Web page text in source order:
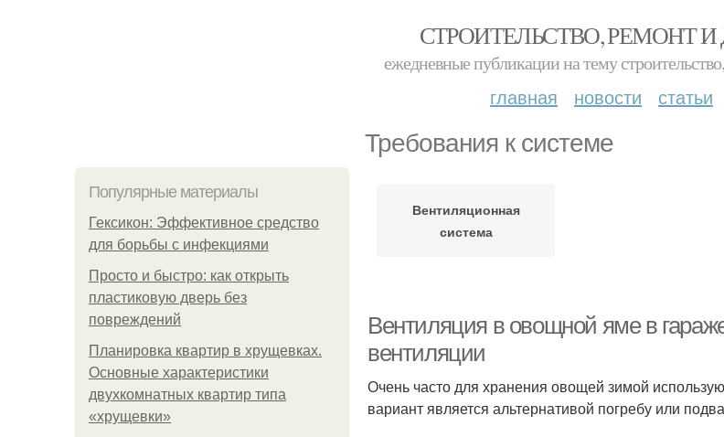
СТРОИТЕЛЬСТВО, РЕМОНТ
ежедневные публикации на тему
главная новости статьи
Требования к системе
Популярные материалы
Гексикон: Эффективное средство
для борьбы с инфекциями
Просто и быстро: как открыть
пластиковую дверь без
повреждений
Планировка квартир в хрущевках.
Основные характеристики
двухкомнатных квартир типа
«хрущевки»
Вентиляционная
система
Вентиляция в овощной яме в
вентиляции
Очень часто для хранения овощей зимой
вариант является альтернативой погребу или